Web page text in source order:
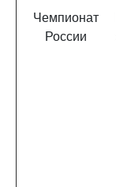
Чемпионат
России